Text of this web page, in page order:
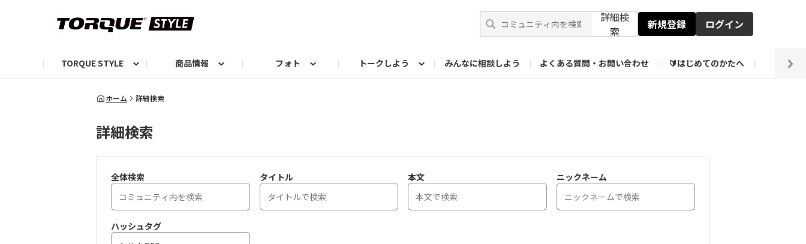
詳細検
索
新規登録 ログイン
TORQUE STYLE
お知らせ TORQUIZ【投票企画】
商品情報
TORQUEニュース
フォト
TORQUEフォト
トークしよう
自己紹介しよう
みんなに相談しよう よくある質問・お問い合わせ 🔰はじめてのかたへ 編集
編集部の日常フォト
ホーム 詳細検索
詳細検索
全体検索 タイトル 本文 ニックネーム
ハッシュタグ